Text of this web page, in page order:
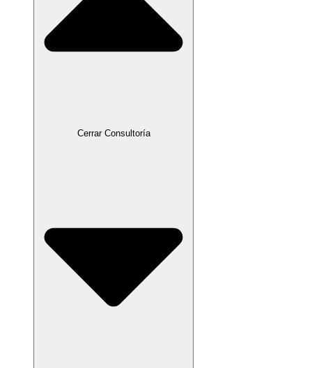
Cerrar Consultoría